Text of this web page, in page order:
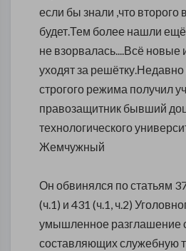
если бы знали ,что второго
будет.Тем более нашли
не взорвалась....Всё
уходят за решётку.Недавно
строгого режима получил
правозащитник бывший
технологического
Жемчужный
Он обвинялся по статьям
(ч.1) и 431 (ч.1, ч.2)
умышленное разглашение
составляющих служебную